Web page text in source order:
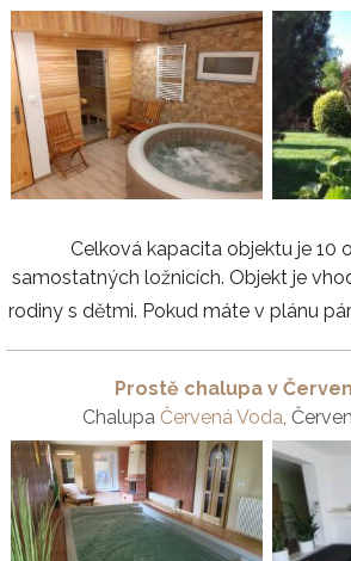
Celková kapacita objektu je 10
samostatných ložnicích. Objekt je
rodiny s dětmi. Pokud máte v plánu
Prostě chalupa v
Chalupa Červená Voda,